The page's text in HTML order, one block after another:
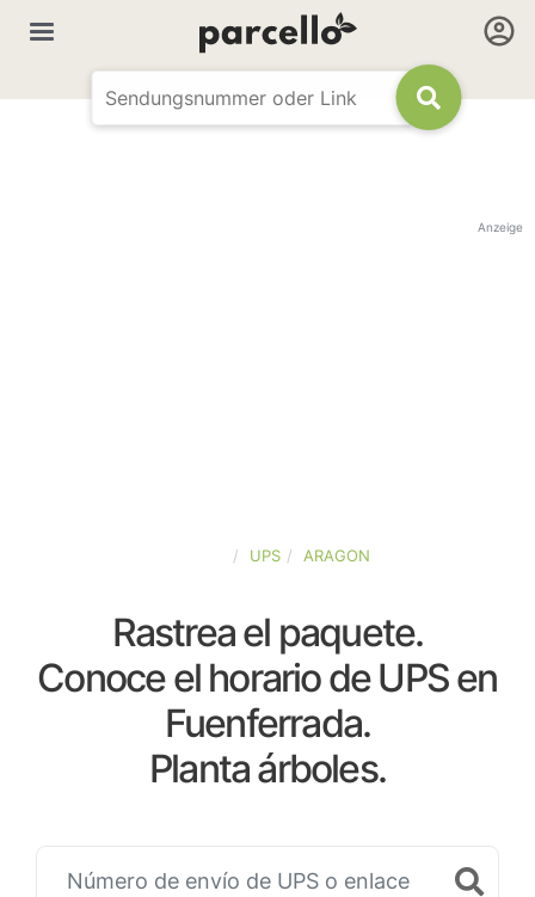
Anzeige
UPS ARAGON
Rastrea el paquete.
Conoce el horario de UPS en
Fuenferrada.
Planta árboles.